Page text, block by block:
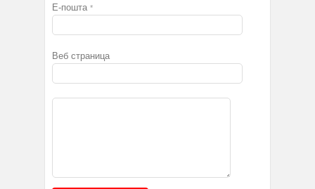
Е-пошта *
Веб страница